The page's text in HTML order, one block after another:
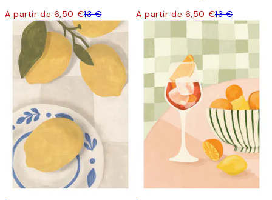
A partir de 6,50 €13 € A partir de 6,50 €13 €